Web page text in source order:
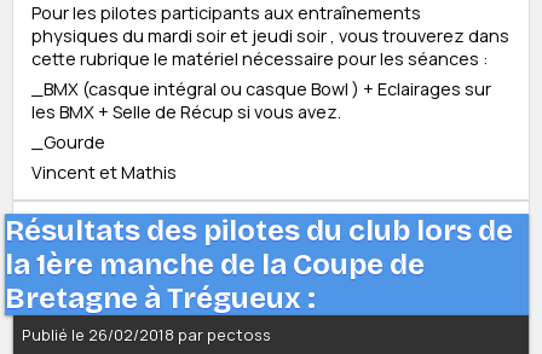
Pour les pilotes participants aux entraînements
physiques du mardi soir et jeudi soir , vous trouverez dans
cette rubrique le matériel nécessaire pour les séances :
_BMX (casque intégral ou casque Bowl ) + Eclairages sur
les BMX + Selle de Récup si vous avez.
_Gourde
Vincent et Mathis
Résultats des pilotes du club lors de
la 1ère manche de la Coupe de
Bretagne à Trégueux :
Publié le 26/02/2018 par pectoss